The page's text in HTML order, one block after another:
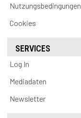
Nutzungsbedingungen
Cookies
SERVICES
Log In
Mediadaten
Newsletter